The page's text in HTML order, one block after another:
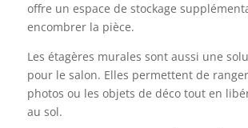
offre un espace de stockage
encombrer la pièce.
Les étagères murales sont aussi une
pour le salon. Elles permettent de
photos ou les objets de déco tout en
au sol.